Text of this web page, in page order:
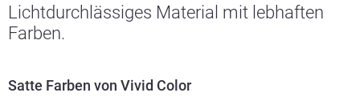
Lichtdurchlässiges Material mit lebhaften
Farben.
Satte Farben von Vivid Color